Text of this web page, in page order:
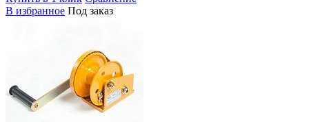
В избранное Под заказ